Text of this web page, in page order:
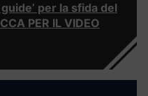
per la sfida del
PER IL VIDEO